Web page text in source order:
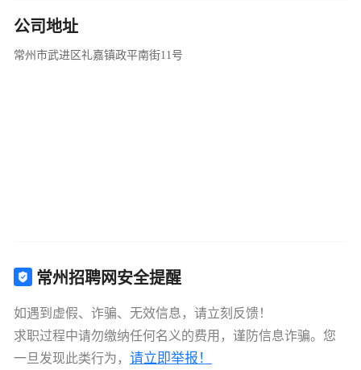
公司地址
常州市武进区礼嘉镇政平南街11号
常州招聘网安全提醒
如遇到虚假、诈骗、无效信息，请立刻反馈！
求职过程中请勿缴纳任何名义的费用，谨防信息诈骗。您
一旦发现此类行为， 请立即举报！